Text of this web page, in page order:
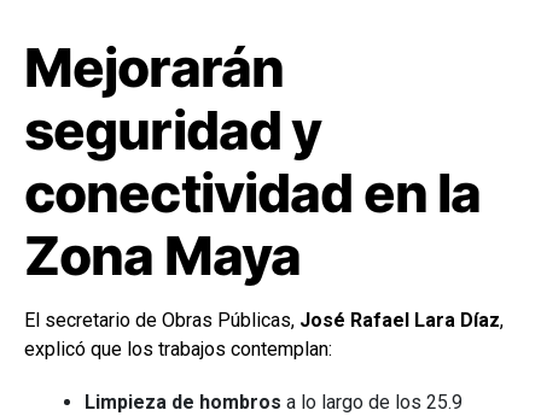
Mejorarán
seguridad y
conectividad en la
Zona Maya
El secretario de Obras Públicas, José Rafael Lara Díaz,
explicó que los trabajos contemplan:
Limpieza de hombros a lo largo de los 25.9